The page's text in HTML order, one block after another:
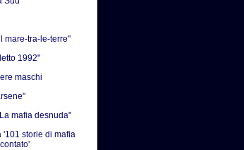
mare-tra-le-terre"
1992"
maschi
mafia desnuda"
storie di mafia